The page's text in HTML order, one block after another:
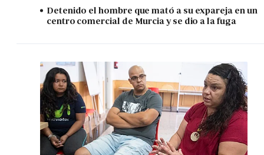
Detenido el hombre que mató a su expareja en un
centro comercial de Murcia y se dio a la fuga